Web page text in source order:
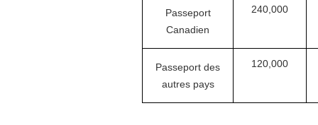
Passeport
Canadien
240,000
Passeport des
autres pays
120,000